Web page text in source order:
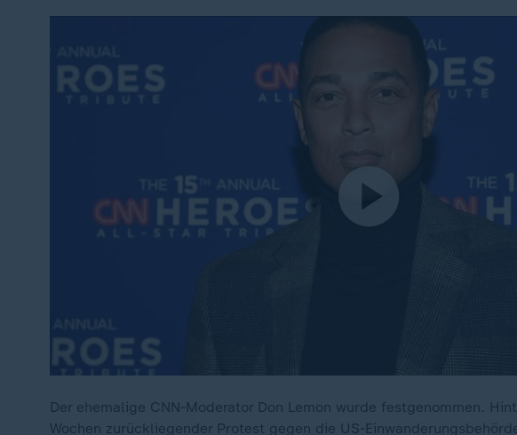
Der ehemalige CNN-Moderator Don Lemon wurde festgenommen.
Wochen zurückliegender Protest gegen die US-